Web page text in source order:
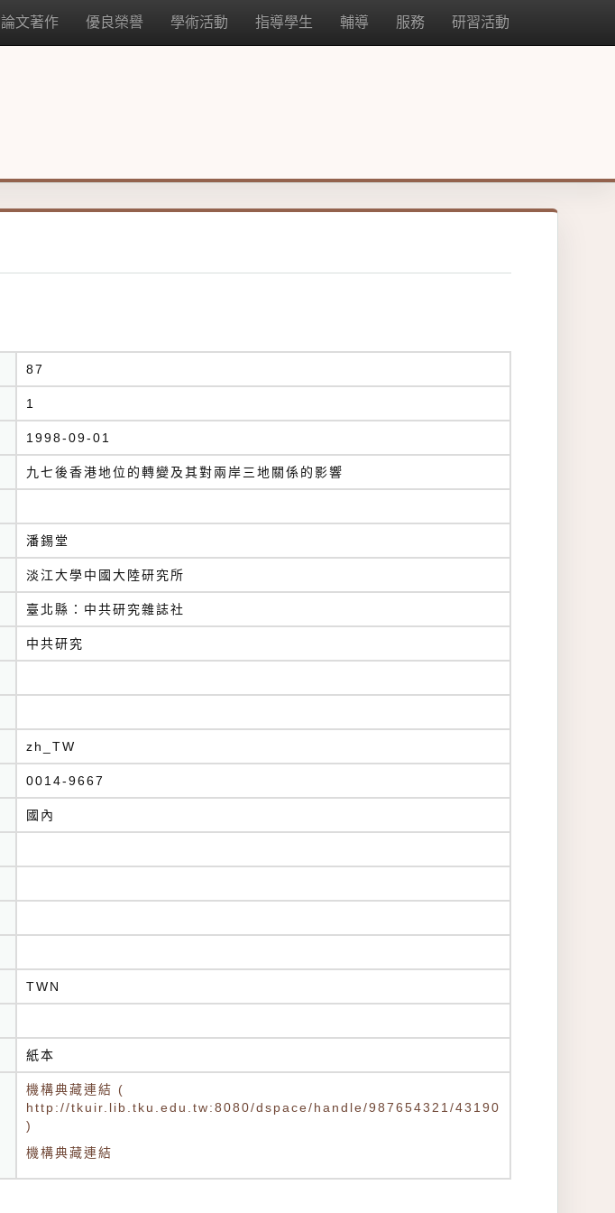
論文著作 優良榮譽 學術活動 指導學生 輔導 服務 研習活動
87
1
1998-09-01
九七後香港地位的轉變及其對兩岸三地關係的影響
潘錫堂
淡江大學中國大陸研究所
臺北縣：中共研究雜誌社
中共研究
zh_TW
0014-9667
國內
TWN
紙本
機構典藏連結 (
http://tkuir.lib.tku.edu.tw:8080/dspace/handle/987654321/43190
)
機構典藏連結